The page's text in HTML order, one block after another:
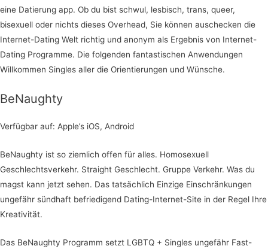
eine Datierung app. Ob du bist schwul, lesbisch, trans, queer,
bisexuell oder nichts dieses Overhead, Sie können auschecken die
Internet-Dating Welt richtig und anonym als Ergebnis von Internet-
Dating Programme. Die folgenden fantastischen Anwendungen
Willkommen Singles aller die Orientierungen und Wünsche.
BeNaughty
Verfügbar auf: Apple’s iOS, Android
BeNaughty ist so ziemlich offen für alles. Homosexuell
Geschlechtsverkehr. Straight Geschlecht. Gruppe Verkehr. Was du
magst kann jetzt sehen. Das tatsächlich Einzige Einschränkungen
ungefähr sündhaft befriedigend Dating-Internet-Site in der Regel Ihre
Kreativität.
Das BeNaughty Programm setzt LGBTQ + Singles ungefähr Fast-